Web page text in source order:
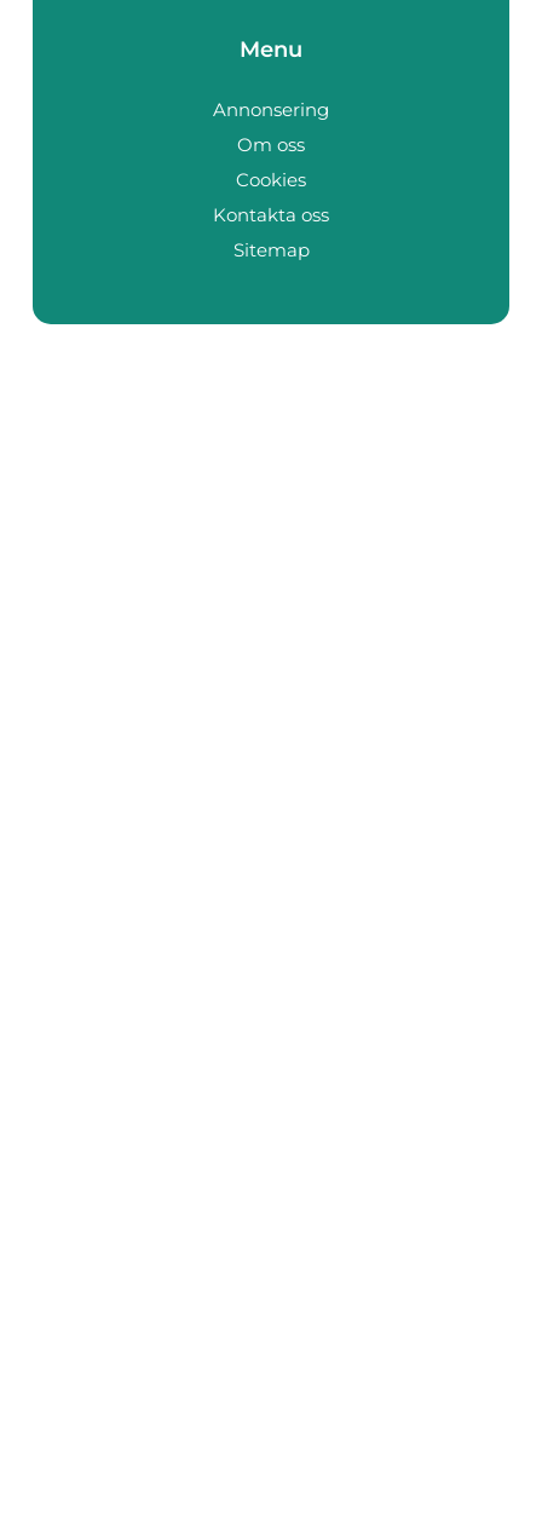
Menu
Annonsering
Om oss
Cookies
Kontakta oss
Sitemap